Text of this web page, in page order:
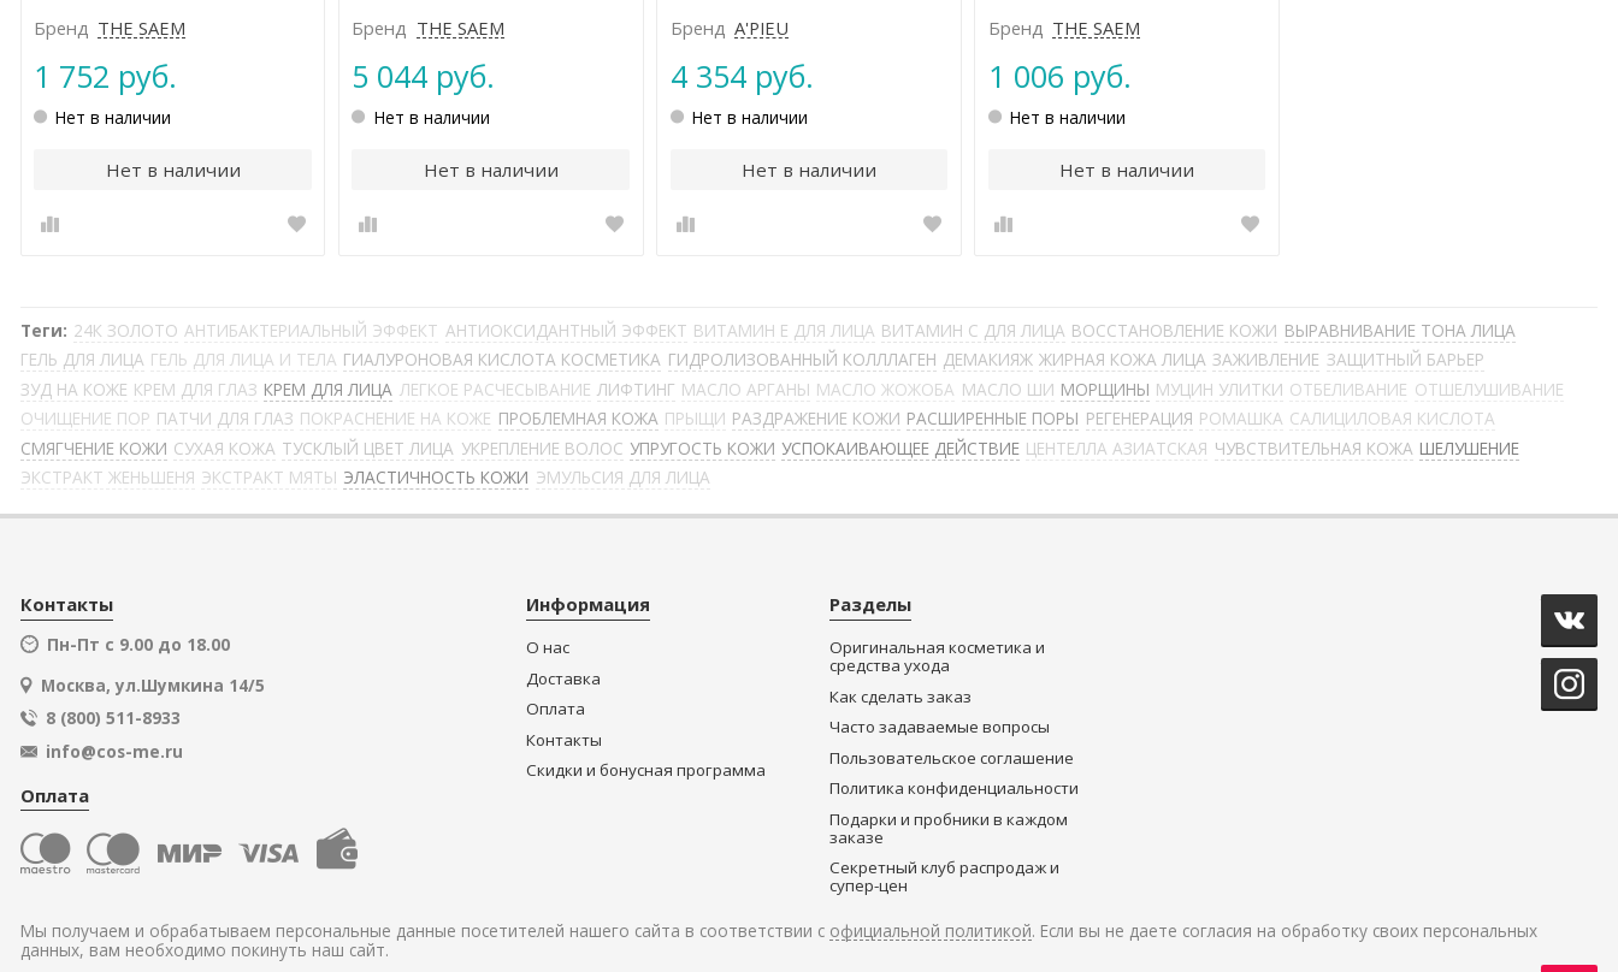
Бренд THE SAEM
1 752 руб.
Нет в наличии
Нет в наличии
Бренд THE SAEM
5 044 руб.
Нет в наличии
Нет в наличии
Бренд A'PIEU
4 354 руб.
Нет в наличии
Нет в наличии
Бренд THE SAEM
1 006 руб.
Нет в наличии
Нет в наличии
Теги: 24К ЗОЛОТО АНТИБАКТЕРИАЛЬНЫЙ ЭФФЕКТ АНТИОКСИДАНТНЫЙ ЭФФЕКТ ВИТАМИН Е ДЛЯ ЛИЦА ВИТАМИН С ДЛЯ ЛИЦА ВОССТАНОВЛЕНИЕ КОЖИ ВЫРАВНИВАНИЕ ТОНА ЛИЦА
ГЕЛЬ ДЛЯ ЛИЦА ГЕЛЬ ДЛЯ ЛИЦА И ТЕЛА ГИАЛУРОНОВАЯ КИСЛОТА КОСМЕТИКА ГИДРОЛИЗОВАННЫЙ КОЛЛЛАГЕН ДЕМАКИЯЖ ЖИРНАЯ КОЖА ЛИЦА ЗАЖИВЛЕНИЕ ЗАЩИТНЫЙ БАРЬЕР
ЗУД НА КОЖЕ КРЕМ ДЛЯ ГЛАЗ КРЕМ ДЛЯ ЛИЦА ЛЕГКОЕ РАСЧЕСЫВАНИЕ ЛИФТИНГ МАСЛО АРГАНЫ МАСЛО ЖОЖОБА МАСЛО ШИ МОРЩИНЫ МУЦИН УЛИТКИ ОТБЕЛИВАНИЕ ОТШЕЛУШИВАНИЕ
ОЧИЩЕНИЕ ПОР ПАТЧИ ДЛЯ ГЛАЗ ПОКРАСНЕНИЕ НА КОЖЕ ПРОБЛЕМНАЯ КОЖА ПРЫЩИ РАЗДРАЖЕНИЕ КОЖИ РАСШИРЕННЫЕ ПОРЫ РЕГЕНЕРАЦИЯ РОМАШКА САЛИЦИЛОВАЯ КИСЛОТА
СМЯГЧЕНИЕ КОЖИ СУХАЯ КОЖА ТУСКЛЫЙ ЦВЕТ ЛИЦА УКРЕПЛЕНИЕ ВОЛОС УПРУГОСТЬ КОЖИ УСПОКАИВАЮЩЕЕ ДЕЙСТВИЕ ЦЕНТЕЛЛА АЗИАТСКАЯ ЧУВСТВИТЕЛЬНАЯ КОЖА ШЕЛУШЕНИЕ
ЭКСТРАКТ ЖЕНЬШЕНЯ ЭКСТРАКТ МЯТЫ ЭЛАСТИЧНОСТЬ КОЖИ ЭМУЛЬСИЯ ДЛЯ ЛИЦА
Контакты
Пн-Пт с 9.00 до 18.00
Москва, ул.Шумкина 14/5
8 (800) 511-8933
info@cos-me.ru
Оплата
Информация
О нас
Доставка
Оплата
Контакты
Скидки и бонусная программа
Разделы
Оригинальная косметика и
средства ухода
Как сделать заказ
Часто задаваемые вопросы
Пользовательское соглашение
Политика конфиденциальности
Подарки и пробники в каждом
заказе
Секретный клуб распродаж и
супер-цен
Мы получаем и обрабатываем персональные данные посетителей нашего сайта в соответствии с официальной политикой. Если вы не даете согласия на обработку своих персональных
данных, вам необходимо покинуть наш сайт.